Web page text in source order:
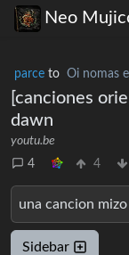
Neo
parce to Oi nomas
[canciones
dawn
youtu.be
4
4
una cancion
Sidebar